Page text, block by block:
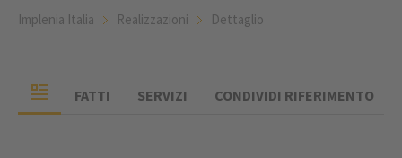
Implenia Italia Realizzazioni Dettaglio
FATTI SERVIZI CONDIVIDI RIFERIMENTO